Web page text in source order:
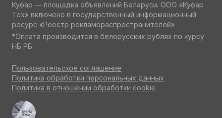
Куфар — площадка объявлений Беларуси. ООО «Куфар
Тех» включено в государственный информационный
ресурс «Реестр рекламораспространителей»
*Оплата производится в белорусских рублях по курсу
НБ РБ.
Пользовательское соглашение
Политика обработки персональных данных
Политика в отношении обработки cookie